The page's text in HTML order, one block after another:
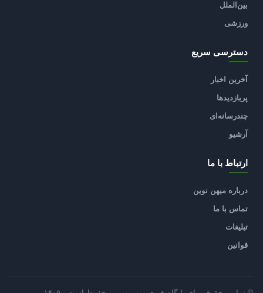
بین‌الملل
ورزشی
دسترسی سریع
آخرین اخبار
پربازدیدها
چندرسانه‌ای
آرشیو
ارتباط با ما
درباره میهن نوین
تماس با ما
تبلیغات
قوانین